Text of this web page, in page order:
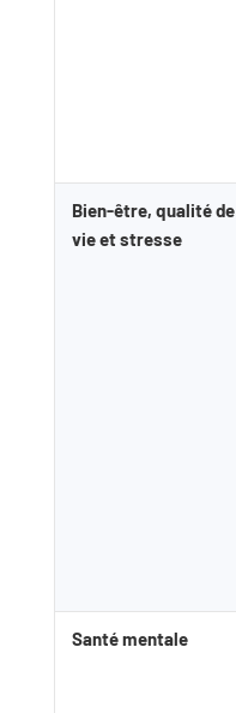
Bien-être, qualité de
vie et stresse
Santé mentale